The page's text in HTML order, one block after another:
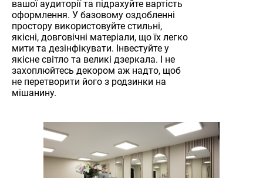
вашої аудиторії та підрахуйте вартість
оформлення. У базовому оздобленні
простору використовуйте стильні,
якісні, довговічні матеріали, що їх легко
мити та дезінфікувати. Інвестуйте у
якісне світло та великі дзеркала. І не
захоплюйтесь декором аж надто, щоб
не перетворити його з родзинки на
мішанину.